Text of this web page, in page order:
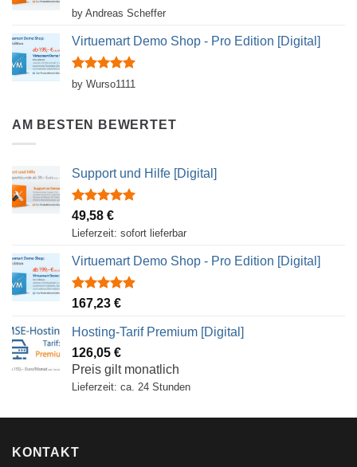
Rated5
out of 5
by Andreas Scheffer
Virtuemart Demo Shop - Pro Edition [Digital]
Rated5
out of 5
by Wurso1111
AM BESTEN BEWERTET
Support und Hilfe [Digital]
Rated5.00
out of 5
49,58 €
Lieferzeit: sofort lieferbar
Virtuemart Demo Shop - Pro Edition [Digital]
Rated4.88
167,23 €
Hosting-Tarif Premium [Digital]
126,05 €
Preis gilt monatlich
Lieferzeit: ca. 24 Stunden
KONTAKT